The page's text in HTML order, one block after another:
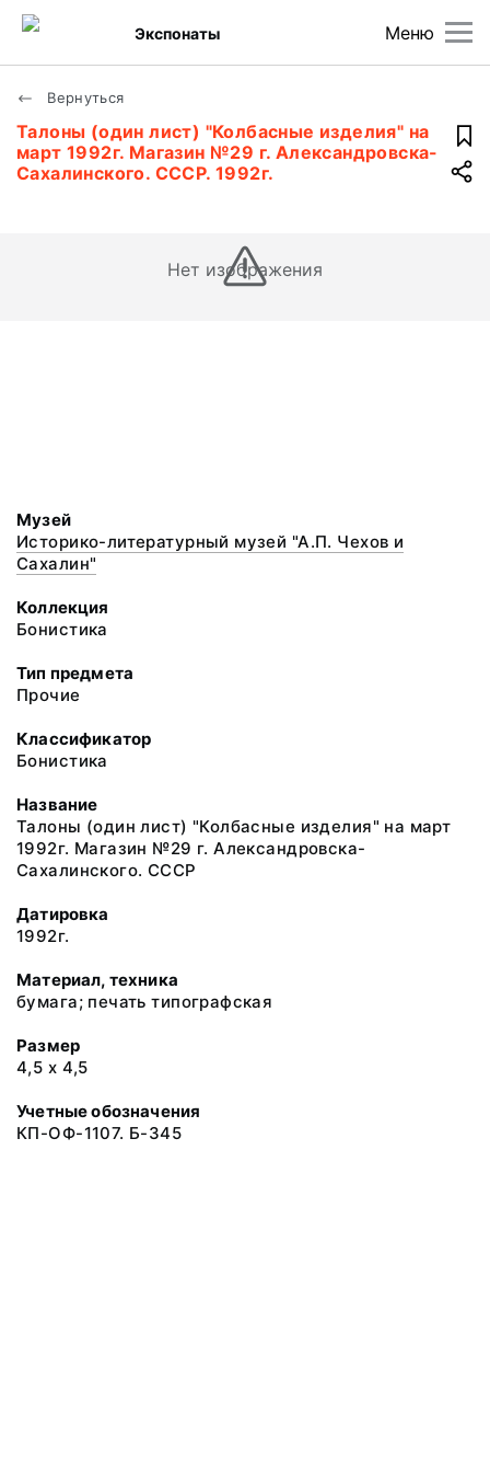
Меню
Экспонаты
Вернуться
Талоны (один лист) "Колбасные изделия" на
март 1992г. Магазин №29 г. Александровска-
Сахалинского. СССР. 1992г.
Нет изображения
Музей
Историко-литературный музей "А.П. Чехов и
Сахалин"
Коллекция
Бонистика
Тип предмета
Прочие
Классификатор
Бонистика
Название
Талоны (один лист) "Колбасные изделия" на март
1992г. Магазин №29 г. Александровска-
Сахалинского. СССР
Датировка
1992г.
Материал, техника
бумага; печать типографская
Размер
4,5 х 4,5
Учетные обозначения
КП-ОФ-1107. Б-345